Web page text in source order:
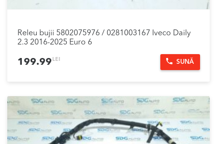
Releu bujii 5802075976 / 0281003167 Iveco Daily
2.3 2016-2025 Euro 6
199.99 LEI SUNĂ